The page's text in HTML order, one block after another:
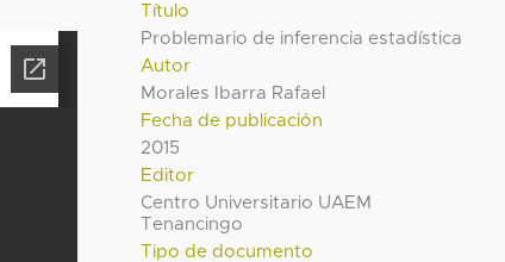
Título
Problemario de inferencia estadística
Autor
Morales Ibarra Rafael
Fecha de publicación
2015
Editor
Centro Universitario UAEM
Tenancingo
Tipo de documento